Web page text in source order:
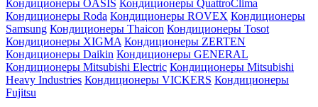
Кондиционеры OASIS Кондиционеры QuattroClima
Кондиционеры Roda Кондиционеры ROVEX Кондиционеры
Samsung Кондиционеры Thaicon Кондиционеры Tosot
Кондиционеры XIGMA Кондиционеры ZERTEN
Кондиционеры Daikin Кондиционеры GENERAL
Кондиционеры Mitsubishi Electric Кондиционеры Mitsubishi
Heavy Industries Кондиционеры VICKERS Кондиционеры
Fujitsu